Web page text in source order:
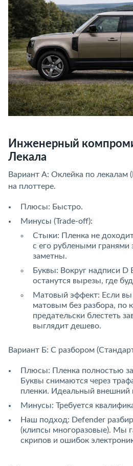
Инженерный
Лекала
Вариант А: Оклейка по лекалам
на плоттере.
Плюсы: Быстро.
Минусы (Trade-off):
Стыки: Пленка не
с его рублеными гранями
заметны.
Буквы: Вокруг надписи D
останутся вырезы, где
Матовый эффект: Если вы
матовым без разбора, по
предательски блестеть
выглядит дешево.
Вариант Б: С разбором
Плюсы: Пленка полностью
Буквы снимаются через
пленки. Идеальный внешний
Минусы: Требуется
Наш подход: Defender
(клипсы многоразовые). Мы
скрипов и ошибок